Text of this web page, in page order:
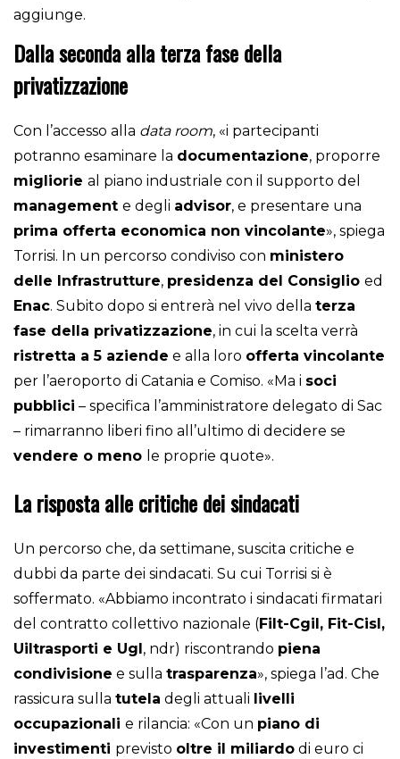
aggiunge.
Dalla seconda alla terza fase della
privatizzazione
Con l’accesso alla data room, «i partecipanti
potranno esaminare la documentazione, proporre
migliorie al piano industriale con il supporto del
management e degli advisor, e presentare una
prima offerta economica non vincolante», spiega
Torrisi. In un percorso condiviso con ministero
delle Infrastrutture, presidenza del Consiglio ed
Enac. Subito dopo si entrerà nel vivo della terza
fase della privatizzazione, in cui la scelta verrà
ristretta a 5 aziende e alla loro offerta vincolante
per l’aeroporto di Catania e Comiso. «Ma i soci
pubblici – specifica l’amministratore delegato di Sac
– rimarranno liberi fino all’ultimo di decidere se
vendere o meno le proprie quote».
La risposta alle critiche dei sindacati
Un percorso che, da settimane, suscita critiche e
dubbi da parte dei sindacati. Su cui Torrisi si è
soffermato. «Abbiamo incontrato i sindacati firmatari
del contratto collettivo nazionale (Filt-Cgil, Fit-Cisl,
Uiltrasporti e Ugl , ndr) riscontrando piena
condivisione e sulla trasparenza», spiega l’ad. Che
rassicura sulla tutela degli attuali livelli
occupazionali e rilancia: «Con un piano di
investimenti previsto oltre il miliardo di euro ci